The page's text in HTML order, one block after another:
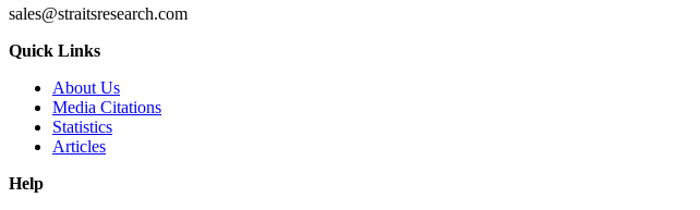
sales@straitsresearch.com
Quick Links
About Us
Media Citations
Statistics
Articles
Help